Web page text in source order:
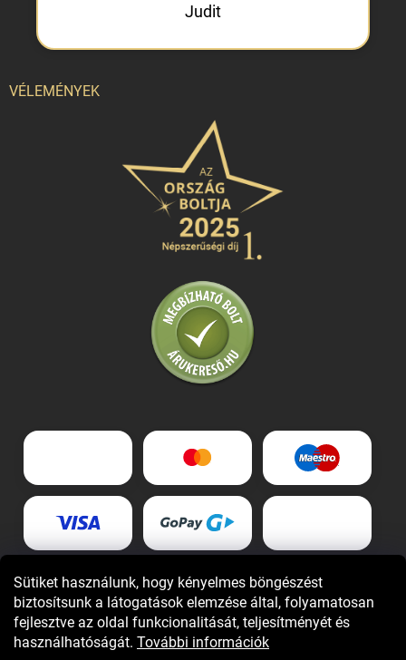
Sütiket használunk, hogy kényelmes böngészést
biztosítsunk a látogatások elemzése által, folyamatosan
fejlesztve az oldal funkcionalitását, teljesítményét és
használhatóságát. További információk
Judit
VÉLEMÉNYEK